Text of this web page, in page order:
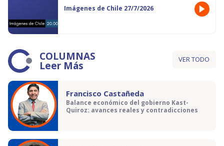
Imágenes de Chile 27/7/2026
COLUMNAS
Leer Más VER TODO
Francisco Castañeda
Balance económico del gobierno Kast-
Quiroz: avances reales y contradicciones